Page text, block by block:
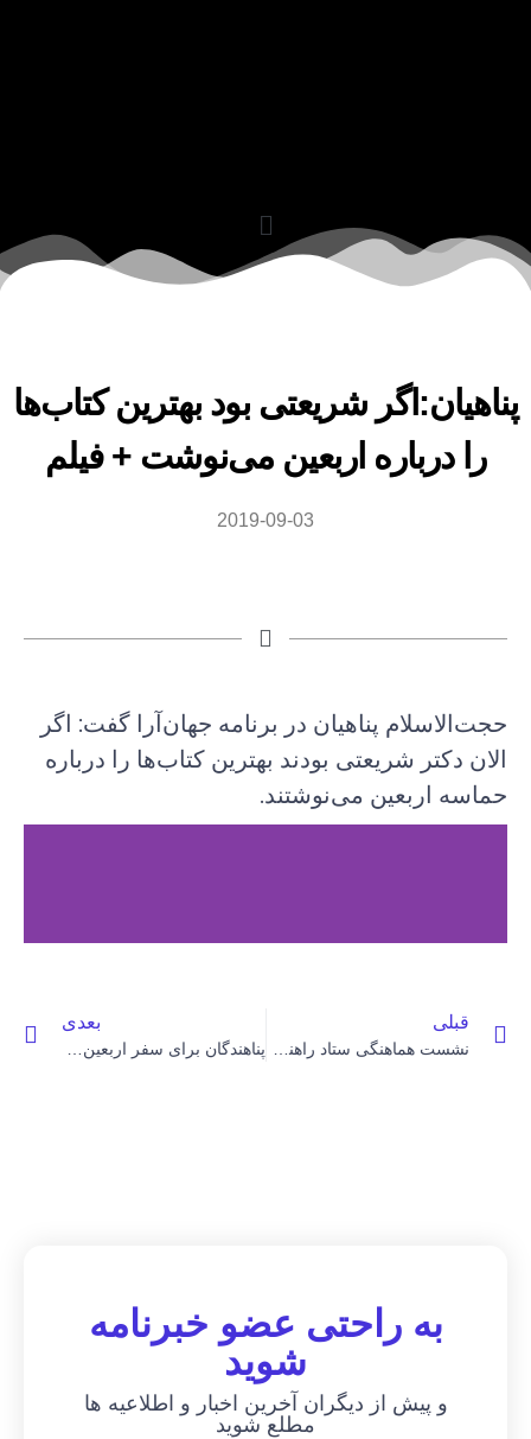
شریعتی بود بهترین کتاب‌ها
را درباره اربعین می‌نوشت + فیلم
2019-09-03
پناهیان در برنامه جهان‌آرا گفت: اگر
دکتر شریعتی بودند بهترین کتاب‌ها را درباره
اربعین می‌نوشتند.
قبلی
نشست هماهنگی ستاد راهنمای زائر با سرکنسول جمهوری اسلامی ایران برگزار شد
بعدی
پناهندگان برای سفر اربعین در سایت سماح ثبت‌نام کنند
به راحتی عضو خبرنامه
شوید
و پیش از دیگران آخرین اخبار و اطلاعیه ها
مطلع شوید